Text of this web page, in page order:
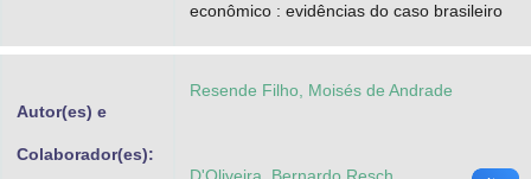
econômico : evidências do caso brasileiro
Autor(es) e
Colaborador(es):
Resende Filho, Moisés de Andrade